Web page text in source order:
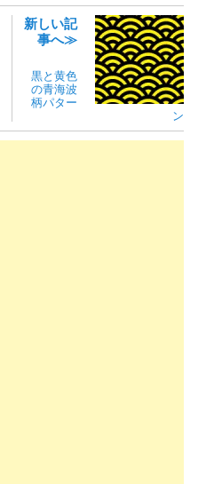
新しい記
事へ≫
黒と黄色
の青海波
柄パター
ン